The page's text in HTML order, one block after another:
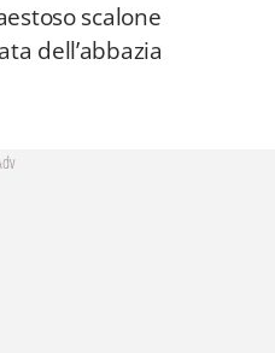
scalone
dell’abbazia